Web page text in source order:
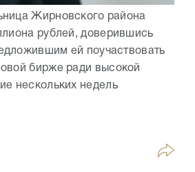
Жирновского района
рублей, доверившись
ей поучаствовать
бирже ради высокой
нескольких недель